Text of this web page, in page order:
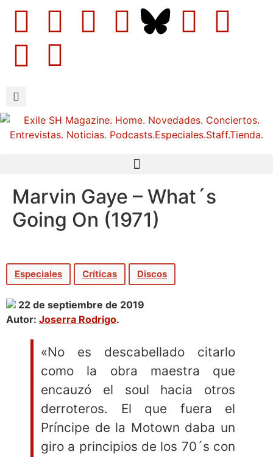
Marvin Gaye – What´s
Going On (1971)
Especiales Críticas Discos
22 de septiembre de 2019
Autor: Joserra Rodrigo.
«No es descabellado citarlo
como la obra maestra que
encauzó el soul hacia otros
derroteros. El que fuera el
Príncipe de la Motown daba un
giro a principios de los 70´s con